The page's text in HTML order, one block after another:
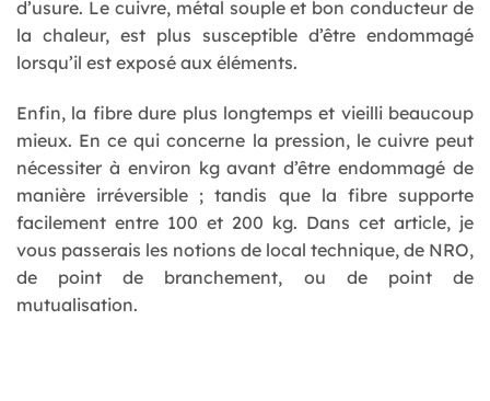
d’usure. Le cuivre, métal souple et bon conducteur de
la chaleur, est plus susceptible d’être endommagé
lorsqu’il est exposé aux éléments.
Enfin, la fibre dure plus longtemps et vieilli beaucoup
mieux. En ce qui concerne la pression, le cuivre peut
nécessiter à environ kg avant d’être endommagé de
manière irréversible ; tandis que la fibre supporte
facilement entre 100 et 200 kg. Dans cet article, je
vous passerais les notions de local technique, de NRO,
de point de branchement, ou de point de
mutualisation.